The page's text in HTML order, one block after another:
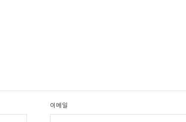
이메일